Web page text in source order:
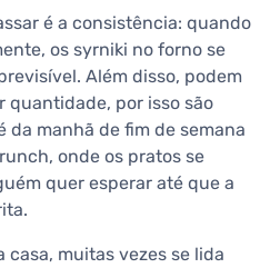
é a consistência: quando
os syrniki no forno se
Além disso, podem
quantidade, por isso são
da manhã de fim de semana
onde os pratos se
quer esperar até que a
casa, muitas vezes se lida